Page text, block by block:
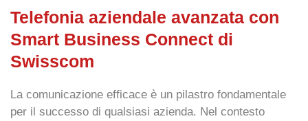
Telefonia aziendale avanzata con
Smart Business Connect di
Swisscom
Lacomunicazione efficace è un pilastro fondamentale
per il successo di qualsiasi azienda. Nel contesto